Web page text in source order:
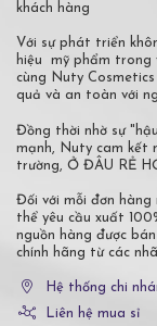
khách hàng
Với sự phát triển
hiệu mỹ phẩm trong
cùng Nuty
quả và an toàn với
Đồng thời nhờ sự
mạnh, Nuty cam kết
trường, Ở ĐÂU RẺ
Đối với mỗi đơn
thể yêu cầu xuất
nguồn hàng được
chính hãng từ các
Hệ thống chi
Liên hệ mua sỉ